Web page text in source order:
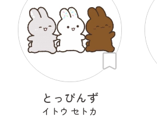
とっぴんず
イトウ セトカ